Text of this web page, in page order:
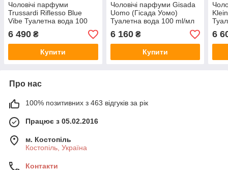
Чоловічі парфуми
Trussardi Riflesso Blue
Vibe Туалетна вода 100
ml/мл
6 490 ₴
Купити
Чоловічі парфуми Gisada
Uomo (Гісада Уомо)
Туалетна вода 100 ml/мл
6 160₴
Купити
6
Про нас
100% позитивних з 463 відгуків за рік
Працює з 05.02.2016
м. Костопіль
Костопіль, Україна
Контакти